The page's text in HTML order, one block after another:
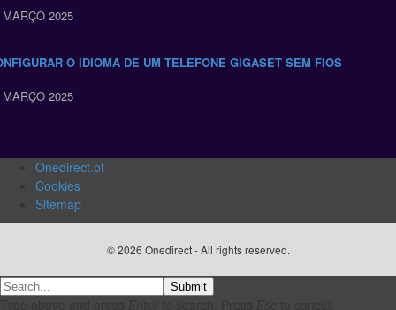
2025
O IDIOMA DE UM TELEFONE GIGASET SEM FIOS
2025
Onedirect.pt
Cookies
Sitemap
© 2026 Onedirect - All rights reserved.
Submit